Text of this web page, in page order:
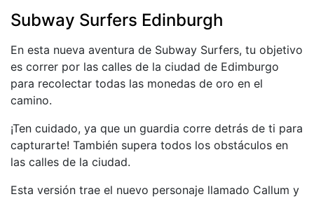
Subway Surfers Edinburgh
En esta nueva aventura de Subway Surfers, tu objetivo
es correr por las calles de la ciudad de Edimburgo
para recolectar todas las monedas de oro en el
camino.
¡Ten cuidado, ya que un guardia corre detrás de ti para
capturarte! También supera todos los obstáculos en
las calles de la ciudad.
Esta versión trae el nuevo personaje llamado Callum y